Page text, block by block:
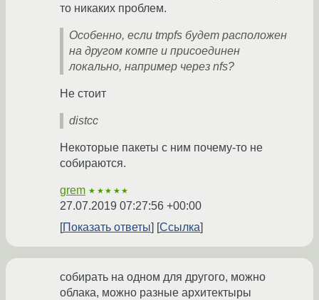
то никаких проблем.
Особенно, если tmpfs будет расположен
на другом компе и присоединен
локально, например через nfs?
Не стоит
distcc
Некоторые пакеты с ним почему-то не
собираются.
grem ★★★★★
27.07.2019 07:27:56 +00:00
Показать ответы
Ссылка
собирать на одном для другого, можно
облака, можно разные архитектыры